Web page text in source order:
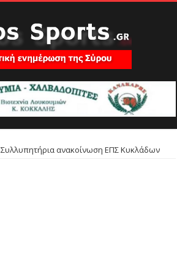
Συλλυπητήρια ανακοίνωση ΕΠΣ Κυκλάδων